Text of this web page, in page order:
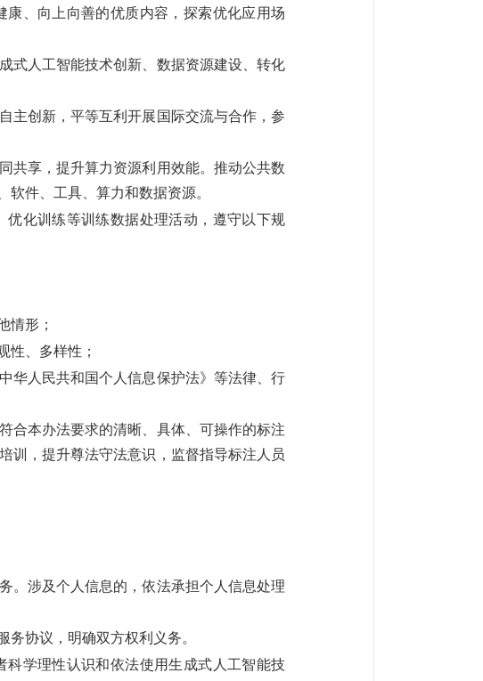
、向上向善的优质内容，探索优化应用场
式人工智能技术创新、数据资源建设、转化
主创新，平等互利开展国际交流与合作，参
共享，提升算力资源利用效能。推动公共数
件、工具、算力和数据资源。
化训练等训练数据处理活动，遵守以下规
情形；
性、多样性；
华人民共和国个人信息保护法》等法律、行
合本办法要求的清晰、具体、可操作的标注
训，提升尊法守法意识，监督指导标注人员
。涉及个人信息的，依法承担个人信息处理
协议，明确双方权利义务。
学理性认识和依法使用生成式人工智能技